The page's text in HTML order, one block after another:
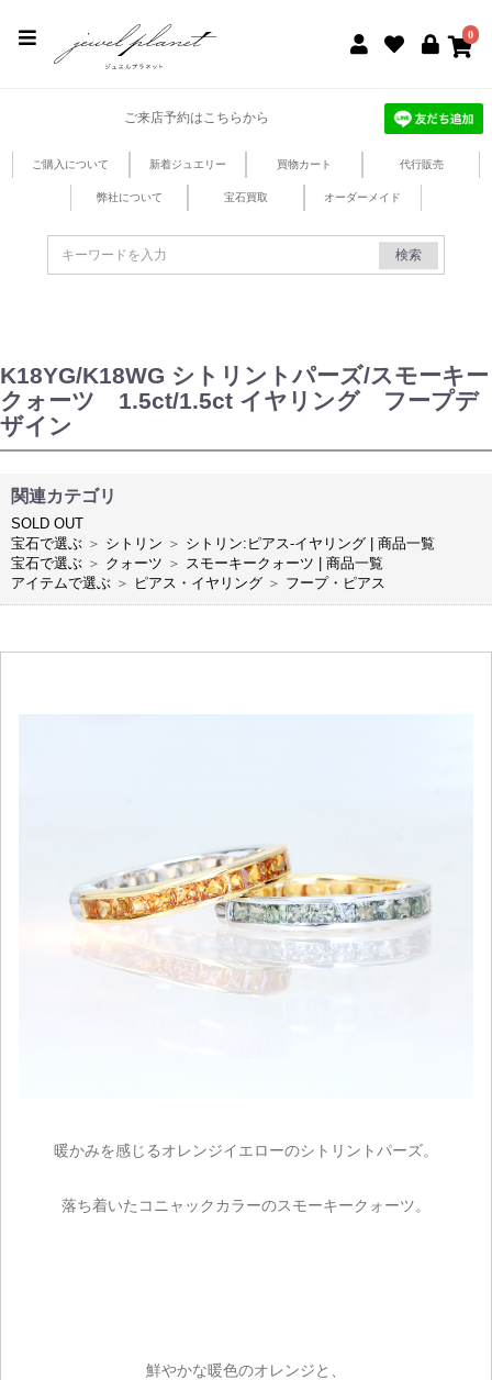
0
ご来店予約はこちらから
ご購入について 新着ジュエリー 買物カート 代行販売
弊社について 宝石買取 オーダーメイド
検索
K18YG/K18WG シトリントパーズ/スモーキー
クォーツ 1.5ct/1.5ct イヤリング フープデ
ザイン
関連カテゴリ
SOLD OUT
宝石で選ぶ ＞ シトリン ＞ シトリン:ピアス-イヤリング | 商品一覧
宝石で選ぶ ＞ クォーツ ＞ スモーキークォーツ | 商品一覧
アイテムで選ぶ ＞ ピアス・イヤリング ＞ フープ・ピアス
暖かみを感じるオレンジイエローのシトリントパーズ。
落ち着いたコニャックカラーのスモーキークォーツ。
鮮やかな暖色のオレンジと、